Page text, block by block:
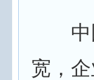
中国
宽，